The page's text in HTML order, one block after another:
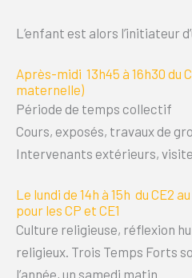
L’enfant est alors l’initiateur
Après-midi 13h45 à 16h30 du
maternelle)
Période de temps collectif
Cours, exposés, travaux de
Intervenants extérieurs,
Le lundi de 14h à 15h du CE2
pour les CP et CE1
Culture religieuse, réflexion
religieux. Trois Temps Forts
l’année, un samedi matin.